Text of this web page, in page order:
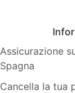
Assicurazione
Spagna
Cancella la tua